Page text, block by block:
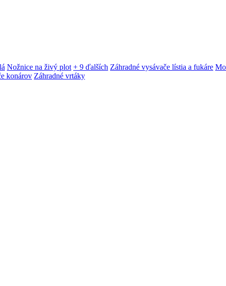
Nožnice na živý plot + 9 ďalších Záhradné vysávače lístia a fukáre
konárov Záhradné vrtáky